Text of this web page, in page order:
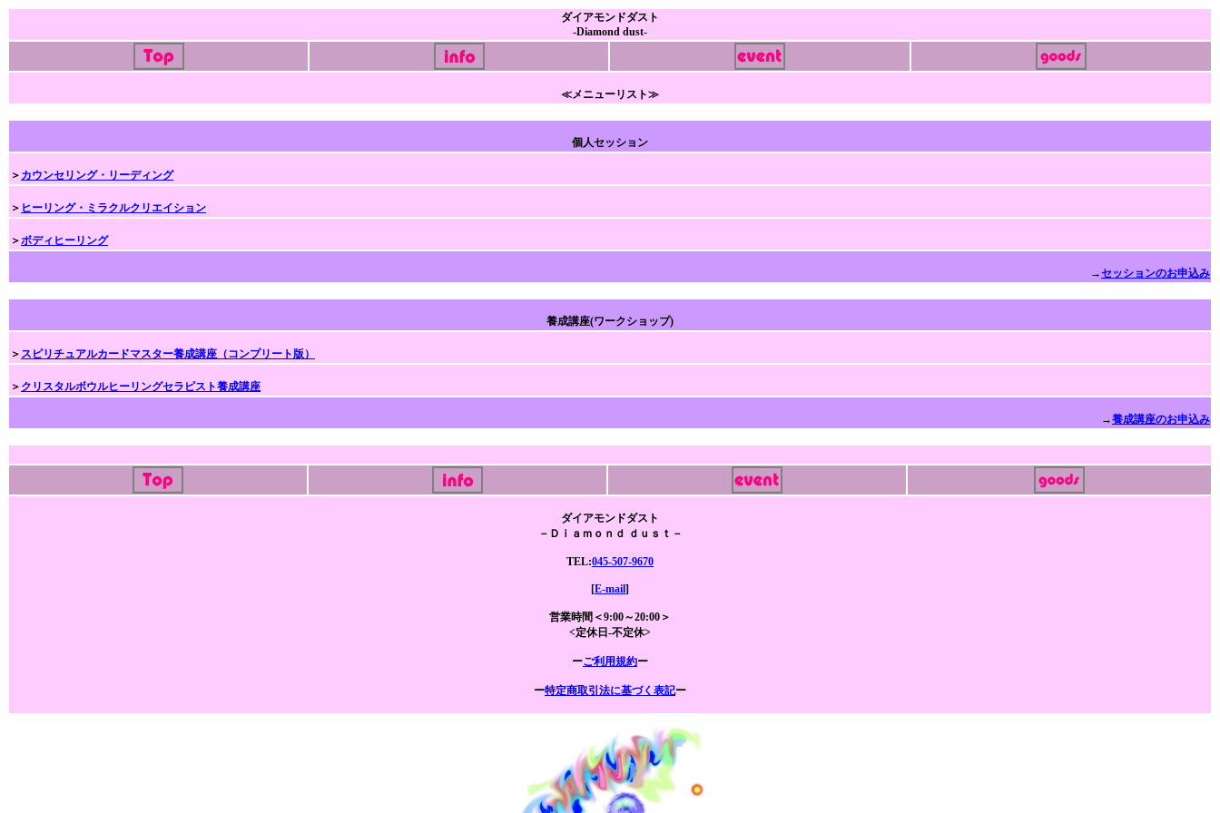
ダイアモンドダスト
-Diamond dust-
≪メニューリスト≫
個人セッション
＞ カウンセリング・リーディング
＞ ヒーリング・ミラクルクリエイション
＞ボディヒーリング
→セッションのお申込み
養成講座(ワークショップ)
＞ スピリチュアルカードマスター養成講座（コンプリート版）
＞ クリスタルボウルヒーリングセラピスト養成講座
→養成講座のお申込み
ダイアモンドダスト
－Ｄｉａｍｏｎｄ ｄｕｓｔ－
TEL:045-507-9670
[E-mail]
営業時間＜9:00～20:00＞
<定休日-不定休>
ーご利用規約ー
ー特定商取引法に基づく表記ー